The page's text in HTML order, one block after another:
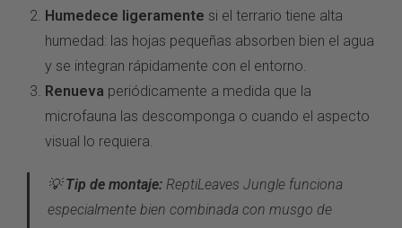
Humedece ligeramente si el terrario tiene alta
humedad: las hojas pequeñas absorben bien el agua
y se integran rápidamente con el entorno.
Renueva periódicamente a medida que la
microfauna las descomponga o cuando el aspecto
visual lo requiera.
💡Tip de montaje: ReptiLeaves Jungle funciona
especialmente bien combinada con musgo de